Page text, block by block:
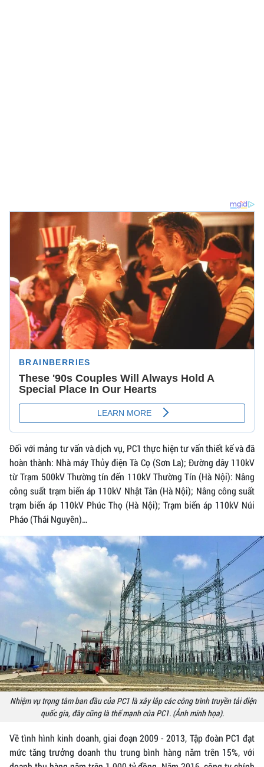
Đối với mảng tư vấn và dịch vụ, PC1 thực hiện tư vấn thiết kế và đã
hoàn thành: Nhà máy Thủy điện Tà Cọ (Sơn La); Đường dây 110kV
từ Trạm 500kV Thường tín đến 110kV Thường Tín (Hà Nội): Nâng
công suất trạm biến áp 110kV Nhật Tân (Hà Nội); Nâng công suất
trạm biến áp 110kV Phúc Thọ (Hà Nội); Trạm biến áp 110kV Núi
Pháo (Thái Nguyên)…
Nhiệm vụ trọng tâm ban đầu của PC1 là xây lắp các công trình truyền tải điện
quốc gia, đây cũng là thế mạnh của PC1. (Ảnh minh họa).
Về tình hình kinh doanh, giai đoạn 2009 - 2013, Tập đoàn PC1 đạt
mức tăng trưởng doanh thu trung bình hàng năm trên 15%, với